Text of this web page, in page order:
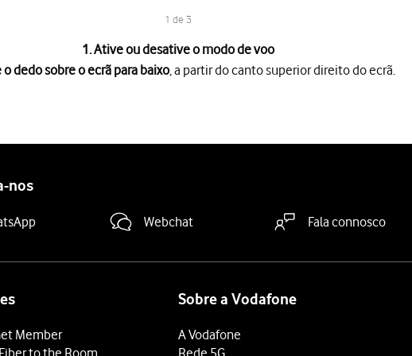
1 de 3
1. Ative ou desative o modo de voo
o dedo sobre o ecrã para baixo, a partir do canto superior direito do ecrã.
nos
Webchat Fala connosco
Member
to the Room
Sobre a Vodafone
A Vodafone
Rede 5G